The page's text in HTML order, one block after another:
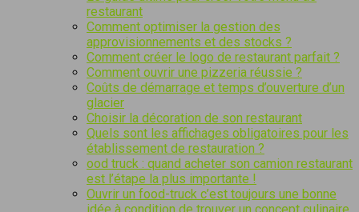
restaurant
Comment optimiser la gestion des
approvisionnements et des stocks ?
Comment créer le logo de restaurant parfait ?
Comment ouvrir une pizzeria réussie ?
Coûts de démarrage et temps d’ouverture d’un
glacier
Choisir la décoration de son restaurant
Quels sont les affichages obligatoires pour les
établissement de restauration ?
ood truck : quand acheter son camion restaurant
est l’étape la plus importante !
Ouvrir un food-truck c’est toujours une bonne